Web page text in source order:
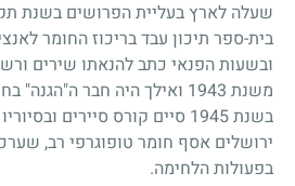
שעלה לארץ בעליית הפרושים בשנת
בית-ספר תיכון עבד בריכוז החומר
ובשעות הפנאי כתב להנאתו שירים
משנת 1943 ואילך היה חבר ה"הגנה"
בשנת1945 סיים קורס סיירים
ירושלים אסף חומר טופוגרפי רב,
בפעולות הלחימה.